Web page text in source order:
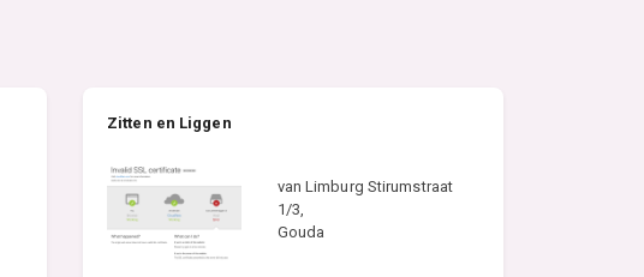
Zitten en Liggen
van Limburg Stirumstraat
1/3,
Gouda